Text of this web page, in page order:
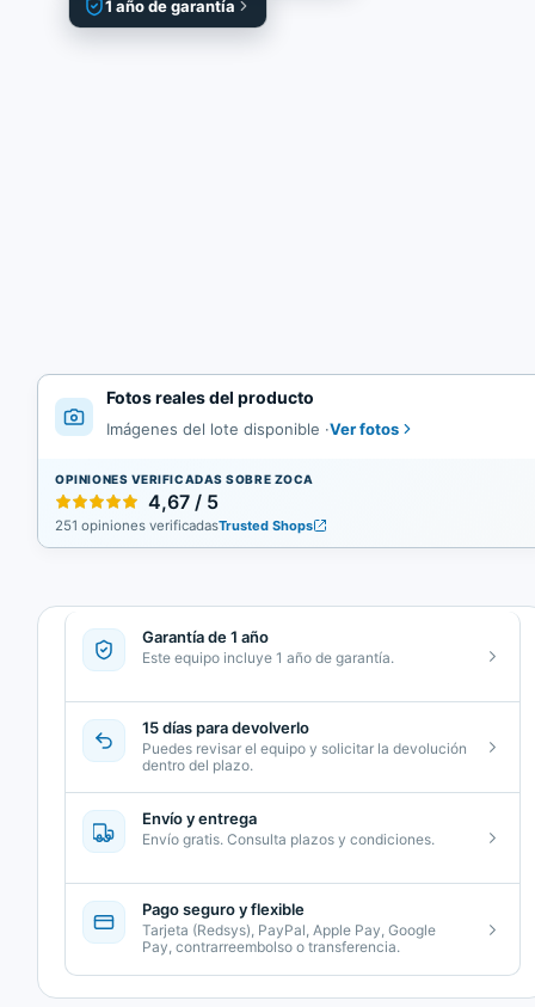
1 año de garantía
Fotos reales del producto
Imágenes del lote disponible ·Ver fotos
OPINIONES VERIFICADAS SOBRE ZOCA
4,67 / 5
251 opiniones verificadasTrusted Shops
Garantía de 1 año
Este equipo incluye 1 año de garantía.
15 días para devolverlo
Puedes revisar el equipo y solicitar la devolución
dentro del plazo.
Envío y entrega
Envío gratis. Consulta plazos y condiciones.
Pago seguro y flexible
Tarjeta (Redsys), PayPal, Apple Pay, Google
Pay, contrarreembolso o transferencia.